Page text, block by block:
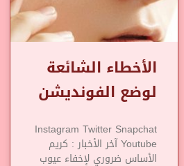
الأخطاء الشائعة
لوضع الفونديشن
Instagram Twitter Snapchat
Youtube آخر الأخبار : كريم
الأساس ضروري لإخفاء عيوب